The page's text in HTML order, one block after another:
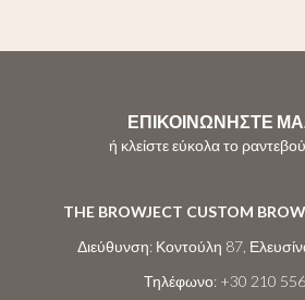
ΕΠΙΚΟΙΝΩΝΗΣΤΕ
ή κλείστε εύκολα το
THE BROWJECT CUSTOM
Διεύθυνση: Κοντούλη 87,
Τηλέφωνο: +30 210